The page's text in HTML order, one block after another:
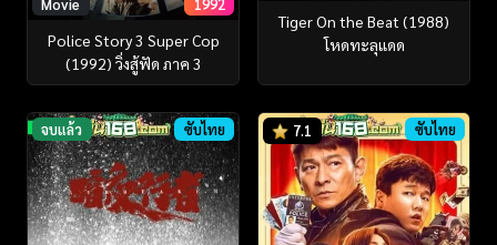
Movie 1992
Police Story 3 Super Cop
(1992) วิ่งสู้ฟัด ภาค 3
Tiger On the Beat (1988)
โหดทะลุแดด
จบแล้ว ซับไทย 7.1 ซับไทย